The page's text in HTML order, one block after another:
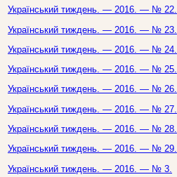
Український тиждень. — 2016. — № 22.
Український тиждень. — 2016. — № 23.
Український тиждень. — 2016. — № 24.
Український тиждень. — 2016. — № 25.
Український тиждень. — 2016. — № 26.
Український тиждень. — 2016. — № 27.
Український тиждень. — 2016. — № 28.
Український тиждень. — 2016. — № 29.
Український тиждень. — 2016. — № 3.